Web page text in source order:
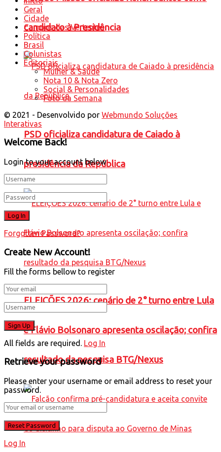
candidato à Presidência
PSD oficializa candidatura de Caiado à
presidência da República
ELEIÇÕES 2026: cenário de 2° turno entre Lula
e Flávio Bolsonaro apresenta oscilação; confira
resultado da pesquisa BTG/Nexus
Geral
Cidade
Campos das Vertentes
Política
Brasil
Colunistas
Editoriais
Mulher & Saúde
Nota 10 & Nota Zero
Social & Personalidades
Foto da Semana
© 2021 - Desenvolvido por Webmundo Soluções
Interativas
Welcome Back!
Login to your account below
Forgotten Password?
Create New Account!
Fill the forms bellow to register
All fields are required. Log In
Retrieve your password
Please enter your username or email address to reset your
password.
Log In